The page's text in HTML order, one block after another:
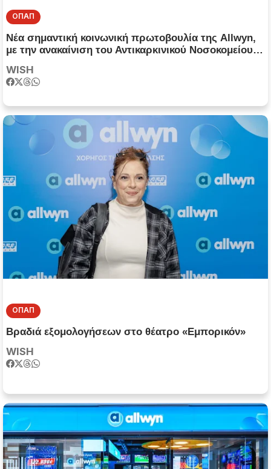
ΟΠΑΠ
Νέα σημαντική κοινωνική πρωτοβουλία της Allwyn,
με την ανακαίνιση του Αντικαρκινικού Νοσοκομείου
WISH
ΟΠΑΠ
Βραδιά εξομολογήσεων στο θέατρο «Εμπορικόν»
WISH